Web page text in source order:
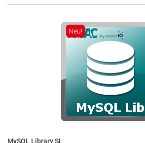
Neu!
MySQL Library SL